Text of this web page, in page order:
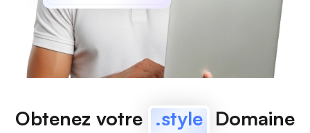
Obtenez votre .style Domaine